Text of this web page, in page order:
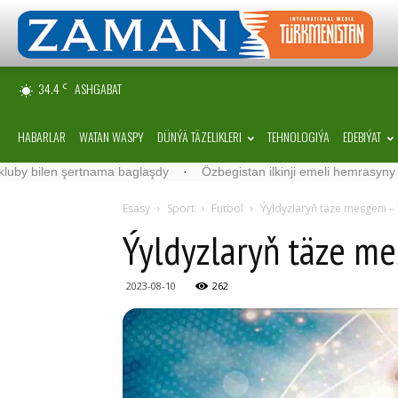
34.4 C ASHGABAT
HABARLAR WATAN WASPY DÜNÝÄ TÄZELIKLERI TEHNOLOGIÝA EDEBIÝAT
baglaşdy · Özbegistan ilkinji emeli hemrasyny uçurdy ·
Esasy Sport Futbol Ýyldyzlaryň täze mesgeni –
Ýyldyzlaryň täze
2023-08-10 262